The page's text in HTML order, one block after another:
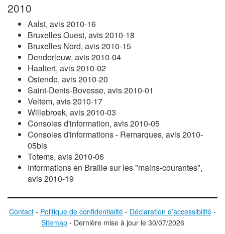
2010
Aalst, avis 2010-16
Bruxelles Ouest, avis 2010-18
Bruxelles Nord, avis 2010-15
Denderleuw, avis 2010-04
Haaltert, avis 2010-02
Ostende, avis 2010-20
Saint-Denis-Bovesse, avis 2010-01
Veltem, avis 2010-17
Willebroek, avis 2010-03
Consoles d'information, avis 2010-05
Consoles d'informations - Remarques, avis 2010-
05bis
Totems, avis 2010-06
Informations en Braille sur les "mains-courantes",
avis 2010-19
Contact - Politique de confidentialité - Déclaration d’accessibilité -
Sitemap - Dernière mise à jour le30/07/2026